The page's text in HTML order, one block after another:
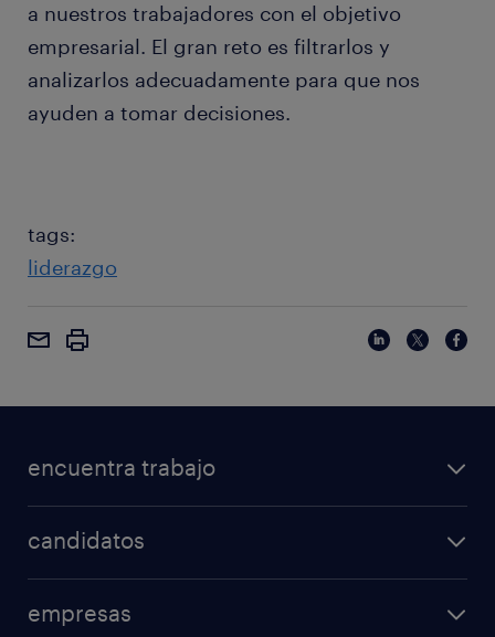
a nuestros trabajadores con el objetivo
empresarial. El gran reto es filtrarlos y
analizarlos adecuadamente para que nos
ayuden a tomar decisiones.
tags:
liderazgo
encuentra trabajo
candidatos
empresas